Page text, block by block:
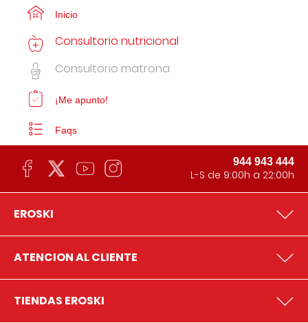
Inicio
Consultorio nutricional
Consultorio matrona
¡Me apunto!
Faqs
944 943 444
L-S de 9:00h a 22:00h
EROSKI
ATENCION AL CLIENTE
TIENDAS EROSKI